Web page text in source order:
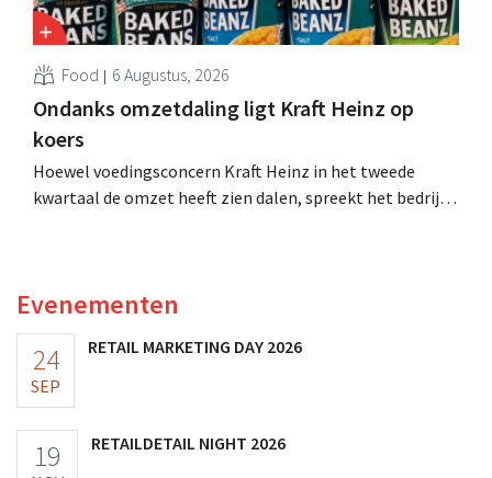
Food 6 Augustus, 2026
Ondanks omzetdaling ligt Kraft Heinz op
koers
Hoewel voedingsconcern Kraft Heinz in het tweede
kwartaal de omzet heeft zien dalen, spreekt het bedrijf
Evenementen
24
SEP
RETAIL MARKETING DAY 2026
19 RETAILDETAIL NIGHT 2026